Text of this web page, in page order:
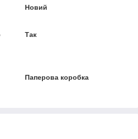
Новий
Так
Паперова коробка